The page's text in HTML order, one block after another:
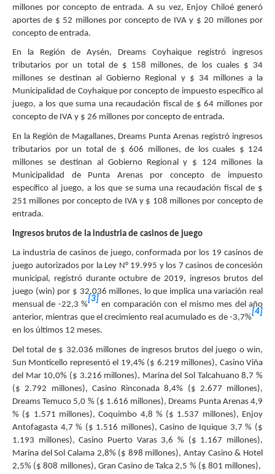
millones por concepto de entrada. A su vez, Enjoy Chiloé generó
aportes de $ 52 millones por concepto de IVA y $ 20 millones por
concepto de entrada.
En la Región de Aysén, Dreams Coyhaique registró ingresos
tributarios por un total de $ 158 millones, de los cuales $ 34
millones se destinan al Gobierno Regional y $ 34 millones a la
Municipalidad de Coyhaique por concepto de impuesto específico al
juego, a los que suma una recaudación fiscal de $ 64 millones por
concepto de IVA y $ 26 millones por concepto de entrada.
En la Región de Magallanes, Dreams Punta Arenas registró ingresos
tributarios por un total de $ 606 millones, de los cuales $ 124
millones se destinan al Gobierno Regional y $ 124 millones la
Municipalidad de Punta Arenas por concepto de impuesto
específico al juego, a los que se suma una recaudación fiscal de $
251 millones por concepto de IVA y $ 108 millones por concepto de
entrada.
Ingresos brutos de la industria de casinos de juego
La industria de casinos de juego, conformada por los 19 casinos de
juego autorizados por la Ley N° 19.995 y los 7 casinos de concesión
municipal, registró durante octubre de 2019, ingresos brutos del
juego (win) por $ 32.036 millones, lo que implica una variación real
mensual de -22,3 %
[3]
en comparación con el mismo mes del año
anterior, mientras que el crecimiento real acumulado es de -3,7%
[4]
en los últimos 12 meses.
Del total de $ 32.036 millones de ingresos brutos del juego o win,
Sun Monticello representó el 19,4% ($ 6.219 millones), Casino Viña
del Mar 10,0% ($ 3.216 millones), Marina del Sol Talcahuano 8,7 %
($ 2.792 millones), Casino Rinconada 8,4% ($ 2.677 millones),
Dreams Temuco 5,0 % ($ 1.616 millones), Dreams Punta Arenas 4,9
% ($ 1.571 millones), Coquimbo 4,8 % ($ 1.537 millones), Enjoy
Antofagasta 4,7 % ($ 1.516 millones), Casino de Iquique 3,7 % ($
1.193 millones), Casino Puerto Varas 3,6 % ($ 1.167 millones),
Marina del Sol Calama 2,8% ($ 898 millones), Antay Casino & Hotel
2,5% ($ 808 millones), Gran Casino de Talca 2,5 % ($ 801 millones),